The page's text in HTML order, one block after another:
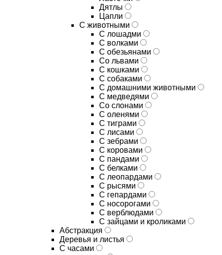
Дятлы
Цапли
С животными
С лошадми
С волками
С обезьянами
Со львами
С кошками
С собаками
С домашними животными
С медведями
Со слонами
С оленями
С тиграми
С лисами
С зебрами
С коровами
С пандами
С белками
С леопардами
С рысями
С гепардами
С носорогами
С верблюдами
С зайцами и кроликами
Абстракция
Деревья и листья
С часами